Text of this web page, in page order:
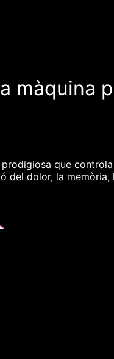
màquina
que
del dolor, la